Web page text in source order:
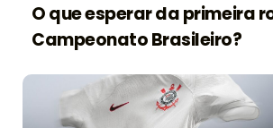
O que esperar da primeira
Campeonato Brasileiro?